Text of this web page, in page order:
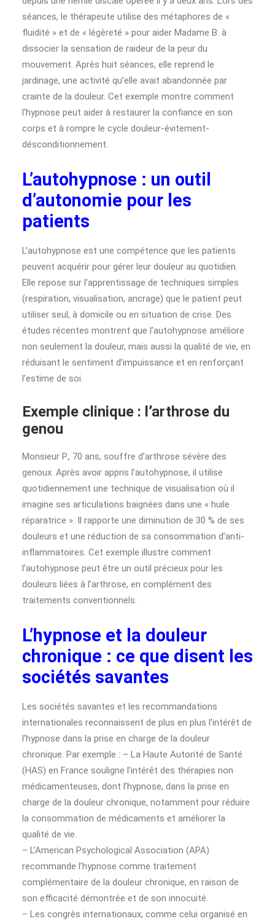
séances, le thérapeute utilise des métaphores de «
fluidité » et de « légèreté » pour aider Madame B. à
dissocier la sensation de raideur de la peur du
mouvement. Après huit séances, elle reprend le
jardinage, une activité qu’elle avait abandonnée par
crainte de la douleur. Cet exemple montre comment
l’hypnose peut aider à restaurer la confiance en son
corps et à rompre le cycle douleur-évitement-
désconditionnement.
L’autohypnose : un outil
d’autonomie pour les
patients
L’autohypnose est une compétence que les patients
peuvent acquérir pour gérer leur douleur au quotidien.
Elle repose sur l’apprentissage de techniques simples
(respiration, visualisation, ancrage) que le patient peut
utiliser seul, à domicile ou en situation de crise. Des
études récentes montrent que l’autohypnose améliore
non seulement la douleur, mais aussi la qualité de vie, en
réduisant le sentiment d’impuissance et en renforçant
l’estime de soi.
Exemple clinique : l’arthrose du
genou
Monsieur P., 70 ans, souffre d’arthrose sévère des
genoux. Après avoir appris l’autohypnose, il utilise
quotidiennement une technique de visualisation où il
imagine ses articulations baignées dans une « huile
réparatrice ». Il rapporte une diminution de 30 % de ses
douleurs et une réduction de sa consommation d’anti-
inflammatoires. Cet exemple illustre comment
l’autohypnose peut être un outil précieux pour les
douleurs liées à l’arthrose, en complément des
traitements conventionnels.
L’hypnose et la douleur
chronique : ce que disent les
sociétés savantes
Les sociétés savantes et les recommandations
internationales reconnaissent de plus en plus l’intérêt de
l’hypnose dans la prise en charge de la douleur
chronique. Par exemple : – La Haute Autorité de Santé
(HAS) en France souligne l’intérêt des thérapies non
médicamenteuses, dont l’hypnose, dans la prise en
charge de la douleur chronique, notamment pour réduire
la consommation de médicaments et améliorer la
qualité de vie.
– L’American Psychological Association (APA)
recommande l’hypnose comme traitement
complémentaire de la douleur chronique, en raison de
son efficacité démontrée et de son innocuité.
– Les congrès internationaux, comme celui organisé en